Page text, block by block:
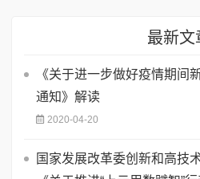
最新文
《关于进一步做好疫情期间
通知》解读
2020-04-20
国家发展改革委创新和高技